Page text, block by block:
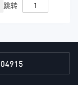
跳转